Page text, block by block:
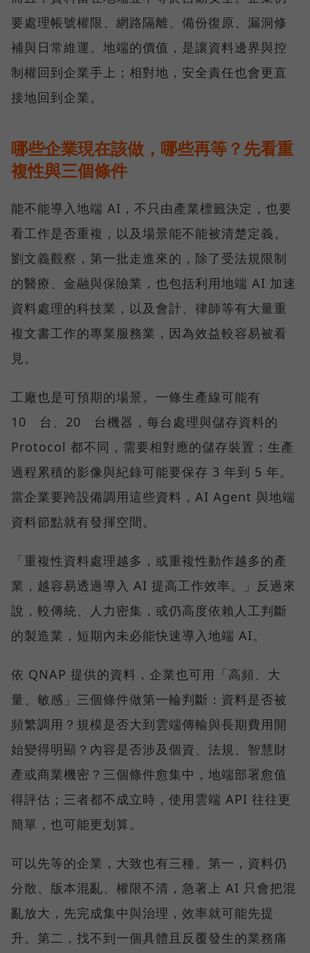
要處理帳號權限、網路隔離、備份復原、漏洞修
補與日常維運。地端的價值，是讓資料邊界與控
制權回到企業手上；相對地，安全責任也會更直
接地回到企業。
哪些企業現在該做，哪些再等？先看重
複性與三個條件
能不能導入地端 AI，不只由產業標籤決定，也要
看工作是否重複，以及場景能不能被清楚定義。
劉文義觀察，第一批走進來的，除了受法規限制
的醫療、金融與保險業，也包括利用地端 AI 加速
資料處理的科技業，以及會計、律師等有大量重
複文書工作的專業服務業，因為效益較容易被看
見。
工廠也是可預期的場景。一條生產線可能有
10 台、20 台機器，每台處理與儲存資料的
Protocol 都不同，需要相對應的儲存裝置；生產
過程累積的影像與紀錄可能要保存 3 年到 5 年。
當企業要跨設備調用這些資料，AI Agent 與地端
資料節點就有發揮空間。
「重複性資料處理越多，或重複性動作越多的產
業，越容易透過導入 AI 提高工作效率。」反過來
說，較傳統、人力密集，或仍高度依賴人工判斷
的製造業，短期內未必能快速導入地端 AI。
依 QNAP 提供的資料，企業也可用「高頻、大
量、敏感」三個條件做第一輪判斷：資料是否被
頻繁調用？規模是否大到雲端傳輸與長期費用開
始變得明顯？內容是否涉及個資、法規、智慧財
產或商業機密？三個條件愈集中，地端部署愈值
得評估；三者都不成立時，使用雲端 API 往往更
簡單，也可能更划算。
可以先等的企業，大致也有三種。第一，資料仍
分散、版本混亂、權限不清，急著上 AI 只會把混
亂放大，先完成集中與治理，效率就可能先提
升。第二，找不到一個具體且反覆發生的業務痛